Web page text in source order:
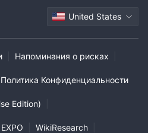
United States
Напоминания о рисках
Политика Конфиденциальности
Edition)
EXPO WikiResearch